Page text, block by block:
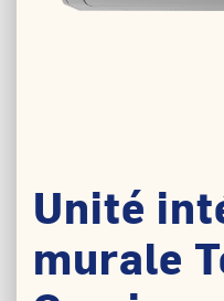
Unité
murale